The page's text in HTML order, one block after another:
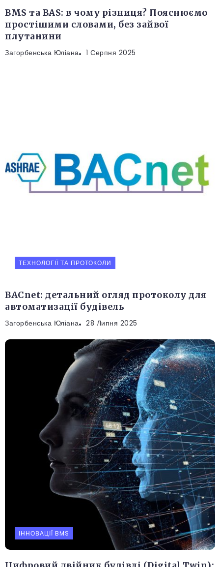
BMS та BAS: в чому різниця? Пояснюємо
простішими словами, без зайвої
плутанини
Загорбенська Юліана 1 Серпня 2025
ТЕХНОЛОГІЇ ТА ПРОТОКОЛИ
BACnet: детальний огляд протоколу для
автоматизації будівель
Загорбенська Юліана 28 Липня 2025
ІННОВАЦІЇ BMS